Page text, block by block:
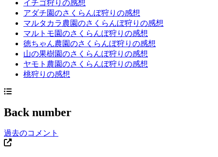
イチゴ狩りの感想
アダチ園のさくらんぼ狩りの感想
マルタカラ農園のさくらんぼ狩りの感想
マルトモ園のさくらんぼ狩りの感想
徳ちゃん農園のさくらんぼ狩りの感想
山の果樹園のさくらんぼ狩りの感想
ヤモト農園のさくらんぼ狩りの感想
桃狩りの感想
Back number
過去のコメント